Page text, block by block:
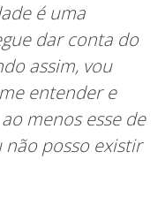
é uma
dar conta do
assim, vou
entender e
menos esse de
posso existir